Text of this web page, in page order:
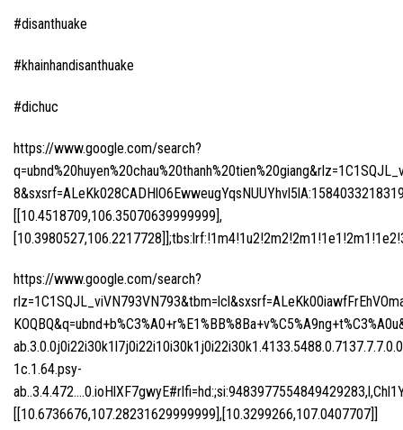
#disanthuake
#khainhandisanthuake
#dichuc
https://www.google.com/search?
[[10.4518709,106.35070639999999],
https://www.google.com/search?
1c.1.64.psy-
[[10.6736676,107.28231629999999],[10.3299266,107.0407707]]